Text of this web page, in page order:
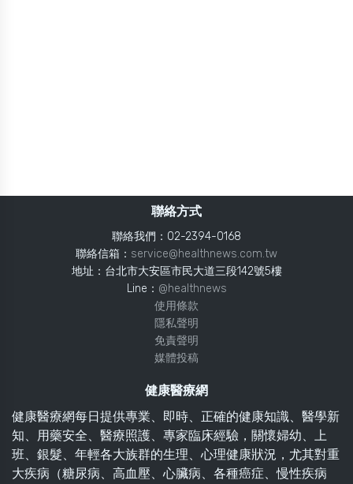
聯絡方式
聯絡我們：02-2394-0168
聯絡信箱： service@healthnews.com.tw
地址：台北市大安區市民大道三段142號5樓
Line： @healthnews
使用條款
隱私聲明
免責聲明
媒體投稿
健康醫療網
健康醫療網每日提供專業、即時、正確的健康知識、醫學新
知、用藥安全、醫療照護、專家臨床經驗，關懷婦幼、上
班、銀髮、年輕各大族群的生理、心理健康狀況，尤其對重
大疾病（糖尿病、高血壓、心臟病、各種癌症、慢性疾病